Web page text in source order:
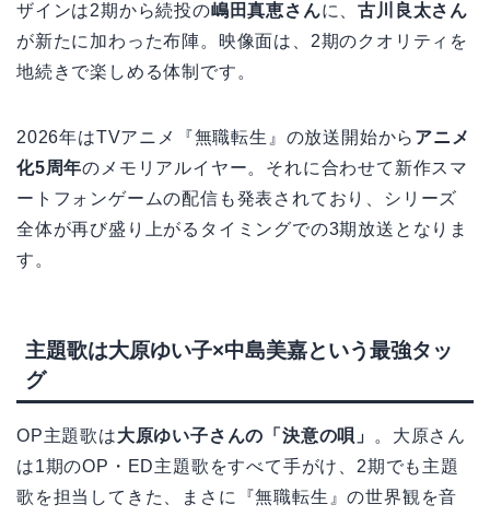
ザインは2期から続投の嶋田真恵さんに、古川良太さん
が新たに加わった布陣。映像面は、2期のクオリティを
地続きで楽しめる体制です。
2026年はTVアニメ『無職転生』の放送開始から アニメ
化5周年のメモリアルイヤー。それに合わせて新作スマ
ートフォンゲームの配信も発表されており、シリーズ
全体が再び盛り上がるタイミングでの3期放送となりま
す。
主題歌は大原ゆい子×中島美嘉という最強タッ
グ
OP主題歌は大原ゆい子さんの「決意の唄」
。大原さん
は1期のOP・ED主題歌をすべて手がけ、2期でも主題
歌を担当してきた、まさに『無職転生』の世界観を音